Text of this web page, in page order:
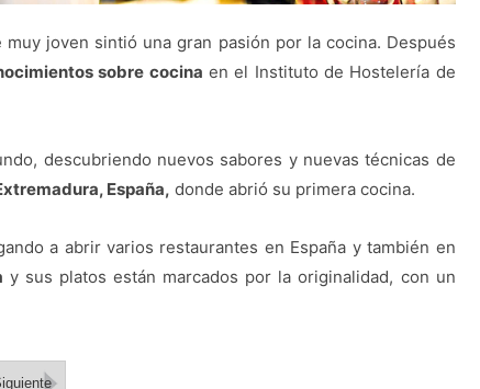
joven sintió una gran pasión por la cocina. Después
sobre cocina en el Instituto de Hostelería de
descubriendo nuevos sabores y nuevas técnicas de
España, donde abrió su primera cocina.
a abrir varios restaurantes en España y también en
y sus platos están marcados por la originalidad, con un